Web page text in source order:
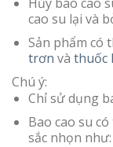
cao su lại và
Sản phẩm có
trơn và thuốc
Chú ý:
Chỉ sử dụng
Bao cao su
sắc nhọn